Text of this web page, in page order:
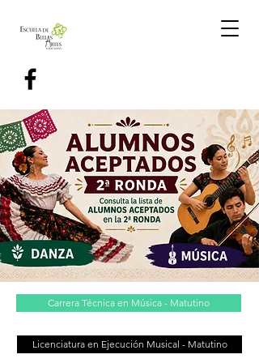
Carrera Técnica en Música - Matutino
Licenciatura en Ejecución Musical - Matutino